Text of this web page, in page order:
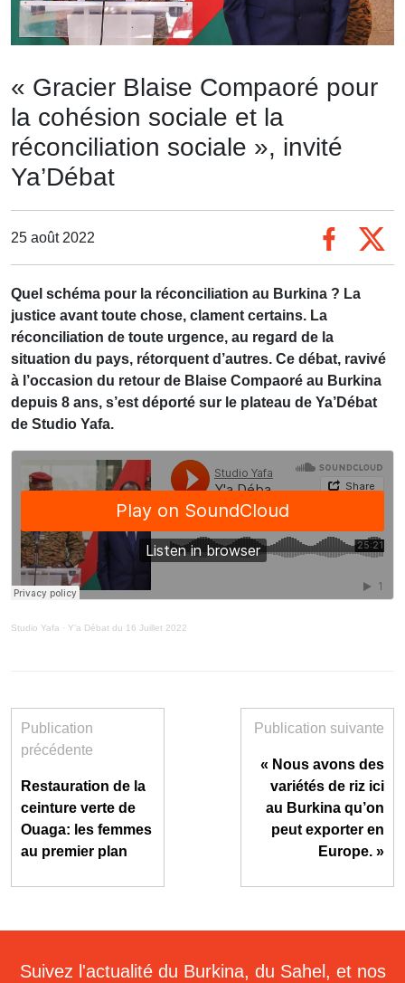
« Gracier Blaise Compaoré pour
la cohésion sociale et la
réconciliation sociale », invité
Ya’Débat
25 août 2022
Quel schéma pour la réconciliation au Burkina ? La
justice avant toute chose, clament certains. La
réconciliation de toute urgence, au regard de la
situation du pays, rétorquent d’autres. Ce débat, ravivé
à l’occasion du retour de Blaise Compaoré au Burkina
depuis 8 ans, s’est déporté sur le plateau de Ya’Débat
de Studio Yafa.
Studio Yafa · Y’a Débat du 16 Juillet 2022
Publication
précédente
Restauration de la
ceinture verte de
Ouaga: les femmes
au premier plan
Publication suivante
« Nous avons des
variétés de riz ici
au Burkina qu’on
peut exporter en
Europe. »
Suivez l'actualité du Burkina, du Sahel, et nos